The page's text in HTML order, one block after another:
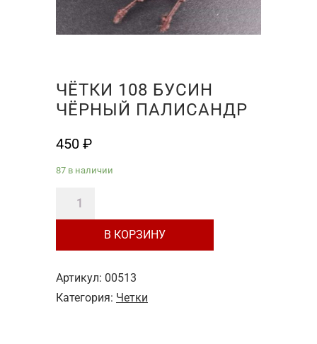
ЧЁТКИ 108 БУСИН
ЧЁРНЫЙ ПАЛИСАНДР
450 ₽
87 в наличии
Количество
товара
бусин
чёрный
В КОРЗИНУ
Артикул: 00513
Категория: Четки